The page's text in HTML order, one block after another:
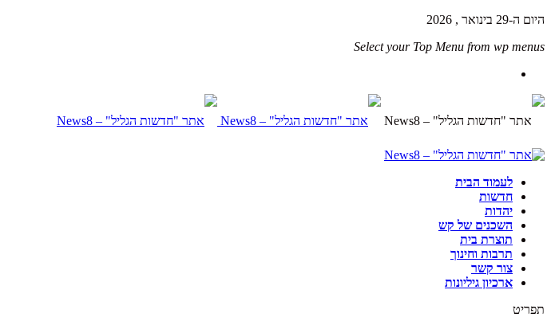
היום ה-29 בינואר , 2026
Select your Top Menu from wp menus
לעמוד הבית
חדשות
יהדות
השכנים של קש
תוצרת בית
תרבות וחינוך
צור קשר
ארכיון גיליונות
תפריט